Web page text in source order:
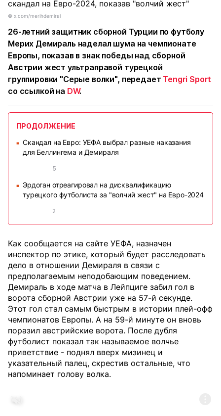
©️ x.com/merihdemiral
26-летний защитник сборной Турции по футболу
Мерих Демираль наделал шума на чемпионате
Европы, показав в знак победы над сборной
Австрии жест ультраправой турецкой
группировки "Серые волки", передает Tengri Sport
со ссылкой на DW.
ПРОДОЛЖЕНИЕ
■
Скандал на Евро: УЕФА выбрал разные наказания
для Беллингема и Демираля
5
■
Эрдоган отреагировал на дисквалификацию
турецкого футболиста за "волчий жест" на Евро-2024
2
Как сообщается на сайте УЕФА, назначен
инспектор по этике, который будет расследовать
дело в отношении Демираля в связи с
предполагаемым неподобающим поведением.
Демираль в ходе матча в Лейпциге забил гол в
ворота сборной Австрии уже на 57-й секунде.
Этот гол стал самым быстрым в истории плей-офф
чемпионатов Европы. А на 59-й минуте он вновь
поразил австрийские ворота. После дубля
футболист показал так называемое волчье
приветствие - поднял вверх мизинец и
указательный палец, скрестив остальные, что
напоминает голову волка.